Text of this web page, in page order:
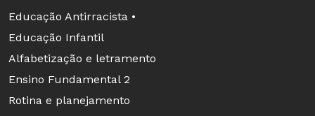
CINEMA
Deficiência sem vitimização
O paradesporto, modalidade para pessoas com
Educação Antirracista •
Educação Infantil
Alfabetização e letramento
Ensino Fundamental 2
Rotina e planejamento